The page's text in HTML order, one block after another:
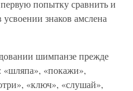
попытку сравнить и
знаков амслена
шимпанзе прежде
«шляпа», «покажи»,
«ключ», «слушай»,